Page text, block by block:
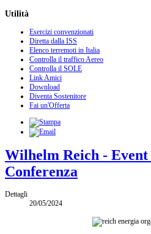
Utilità
Esercizi convenzionati
Diretta dalla ISS
Elenco terremoti in Italia
Controlla il traffico Aereo
Controlla il SOLE
Link Amici
Download
Diventa Sostenitore
Fai un'Offerta
Wilhelm Reich - Event
Conferenza
Dettagli
20/05/2024